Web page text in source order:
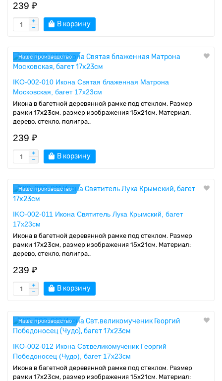
239 ₽
В корзину
Наше производство
IKO-002-010 Икона Святая блаженная Матрона
Московская, багет 17х23см
Икона в багетной деревянной рамке под стеклом. Размер
рамки 17x23см, размер изображения 15x21см. Материал:
дерево, стекло, полигра..
239 ₽
В корзину
Наше производство
IKO-002-011 Икона Святитель Лука Крымский, багет
17х23см
Икона в багетной деревянной рамке под стеклом. Размер
рамки 17x23см, размер изображения 15x21см. Материал:
дерево, стекло, полигра..
239 ₽
В корзину
Наше производство
IKO-002-012 Икона Свт.великомученик Георгий
Победоносец (Чудо), багет 17х23см
Икона в багетной деревянной рамке под стеклом. Размер
рамки 17x23см, размер изображения 15x21см. Материал: